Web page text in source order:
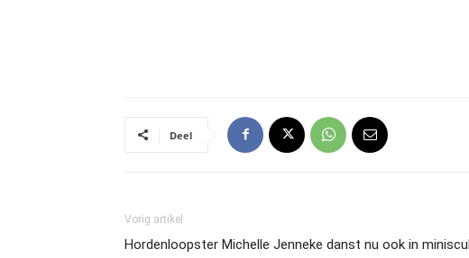
Deel
Vorig artikel
Hordenloopster Michelle Jenneke danst nu ook in